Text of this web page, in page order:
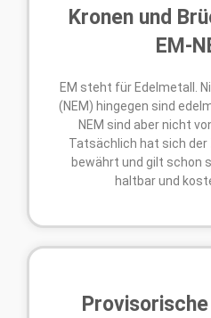
Kronen und
EM-
EM steht für Edelmetall.
(NEM) hingegen sind
NEM sind aber nicht
Tatsächlich hat sich der
bewährt und gilt schon
haltbar und